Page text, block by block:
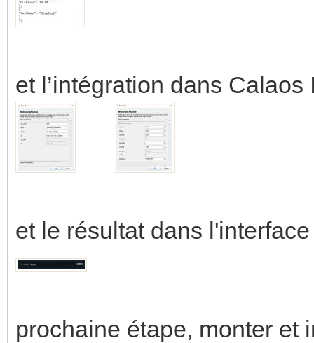
et l’intégration dans Calaos
et le résultat dans l'interface
prochaine étape, monter